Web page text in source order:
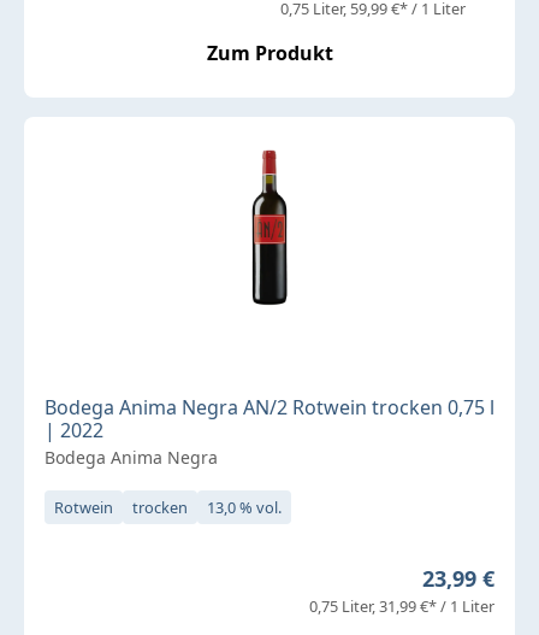
0,75 Liter 59,99 €* / 1 Liter
Zum Produkt
Bodega Anima Negra AN/2 Rotwein trocken 0,75 l
| 2022
Bodega Anima Negra
Rotwein trocken 13,0 % vol.
Regulärer
23,99 €
0,75 Liter 31,99 €* / 1 Liter